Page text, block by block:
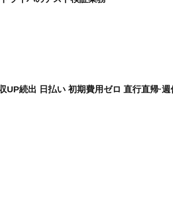
UP続出 日払い 初期費用ゼロ 直行直帰·